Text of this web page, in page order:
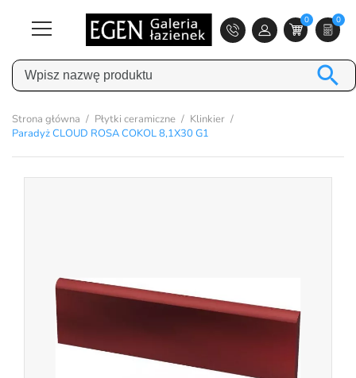
0 0

Strona główna Płytki ceramiczne
Klinkier
Paradyż CLOUD ROSA COKOL 8,1X30 G1